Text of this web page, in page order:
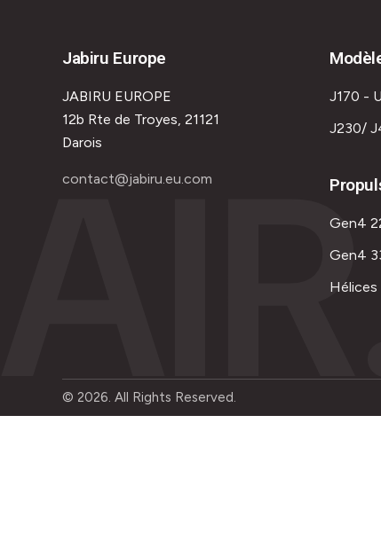
Jabiru Europe
JABIRU EUROPE
12b Rte de Troyes, 21121
Darois
contact@jabiru.eu.com
J170 -
J230/
Gen4
Gen4
Hélices
© 2026. All Rights Reserved.